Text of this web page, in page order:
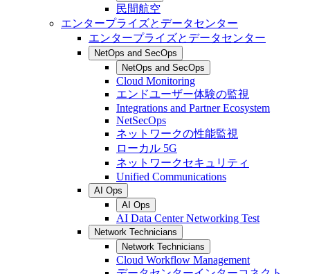
民間航空
エンタープライズとデータセンター
エンタープライズとデータセンター
NetOps and SecOps
NetOps and SecOps
Cloud Monitoring
エンドユーザー体験の監視
Integrations and Partner Ecosystem
NetSecOps
ネットワークの性能監視
ローカル 5G
ネットワークセキュリティ
Unified Communications
AI Ops
AI Ops
AI Data Center Networking Test
Network Technicians
Network Technicians
Cloud Workflow Management